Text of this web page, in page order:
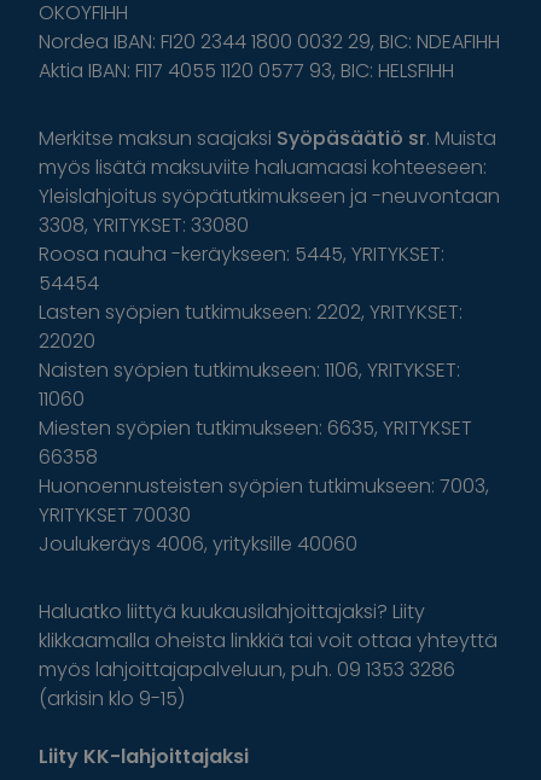
OKOYFIHH
Nordea IBAN: FI20 2344 1800 0032 29, BIC: NDEAFIHH
Aktia IBAN: FI17 4055 1120 0577 93, BIC: HELSFIHH
Merkitse maksun saajaksi Syöpäsäätiö sr. Muista
myös lisätä maksuviite haluamaasi kohteeseen:
Yleislahjoitus syöpätutkimukseen ja -neuvontaan
3308, YRITYKSET: 33080
Roosa nauha -keräykseen: 5445, YRITYKSET:
54454
Lasten syöpien tutkimukseen: 2202, YRITYKSET:
22020
Naisten syöpien tutkimukseen: 1106, YRITYKSET:
11060
Miesten syöpien tutkimukseen: 6635, YRITYKSET
66358
Huonoennusteisten syöpien tutkimukseen: 7003,
YRITYKSET 70030
Joulukeräys 4006, yrityksille 40060
Haluatko liittyä kuukausilahjoittajaksi? Liity
klikkaamalla oheista linkkiä tai voit ottaa yhteyttä
myös lahjoittajapalveluun, puh. 09 1353 3286
(arkisin klo 9-15)
Liity KK-lahjoittajaksi